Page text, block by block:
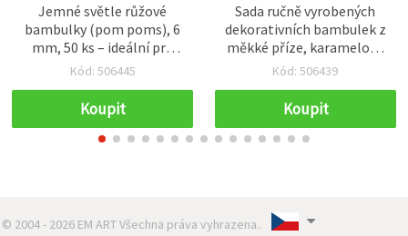
Jemné světle růžové
bambulky (pom poms), 6
mm, 50 ks – ideální pro
roztomilé tvoření,
dekorace
Kód: 506445
Koupit
Sada ručně vyrobených
dekorativních bambulek z
měkké příze, karamelová
(béžová), Ø 30 mm, 10 ks –
tvoření a DIY projekty
Kód: 506439
Koupit
© 2004 - 2026 EM ART Všechna práva vyhrazena..